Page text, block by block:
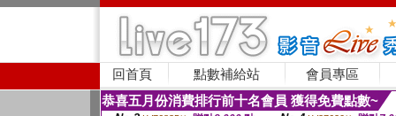
回首頁 點數補給站 會員專區
恭喜五月份消費排行前十名會員 獲得免費點數~